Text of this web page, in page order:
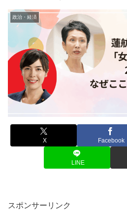
政治・経済
X Facebook
LINE
スポンサーリンク